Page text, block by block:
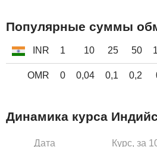
Популярные суммы
INR 1 10 25 50
OMR 0 0,04 0,1 0,2
Динамика курса
Дата Курс, за